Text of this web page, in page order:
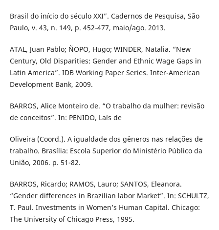
Brasil do início do século XXI”. Cadernos de Pesquisa, São
Paulo, v. 43, n. 149, p. 452-477, maio/ago. 2013.
ATAL, Juan Pablo; ÑOPO, Hugo; WINDER, Natalia. “New
Century, Old Disparities: Gender and Ethnic Wage Gaps in
Latin America”. IDB Working Paper Series. Inter-American
Development Bank, 2009.
BARROS, Alice Monteiro de. “O trabalho da mulher: revisão
de conceitos”. In: PENIDO, Laís de
Oliveira (Coord.). A igualdade dos gêneros nas relações de
trabalho. Brasília: Escola Superior do Ministério Público da
União, 2006. p. 51-82.
BARROS, Ricardo; RAMOS, Lauro; SANTOS, Eleanora.
“Gender differences in Brazilian labor Market”. In: SCHULTZ,
T. Paul. Investments in Women’s Human Capital. Chicago:
The University of Chicago Press, 1995.